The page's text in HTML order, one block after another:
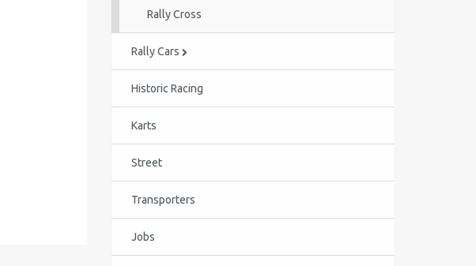
Rally Cross
Rally Cars
Historic Racing
Karts
Street
Transporters
Jobs